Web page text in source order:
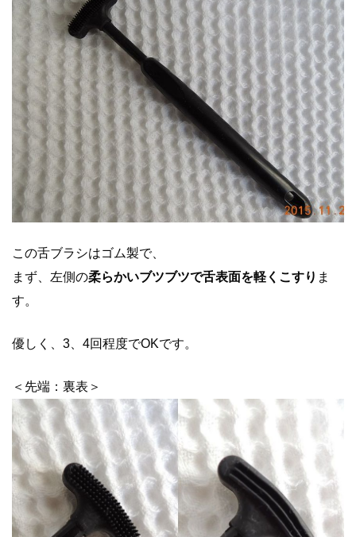
この舌ブラシはゴム製で、
まず、左側の柔らかいブツブツで舌表面を軽くこすり ま
す。
優しく、3、4回程度でOKです。
＜先端：裏表＞